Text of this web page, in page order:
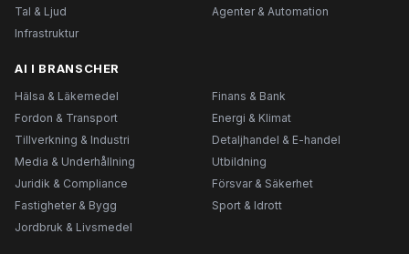
Tal & Ljud
Agenter & Automation
Infrastruktur
AI I BRANSCHER
Hälsa & Läkemedel
Finans & Bank
Fordon & Transport
Energi & Klimat
Tillverkning & Industri
Detaljhandel & E-handel
Media & Underhållning
Utbildning
Juridik & Compliance
Försvar & Säkerhet
Fastigheter & Bygg
Sport & Idrott
Jordbruk & Livsmedel